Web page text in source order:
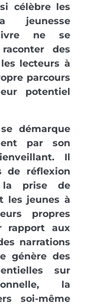
célèbre les
jeunesse
ne se
des
lecteurs à
parcours
potentiel
démarque
par son
Il
de réflexion
prise de
les jeunes à
propres
rapport aux
narrations
génère des
sur
la
soi-même